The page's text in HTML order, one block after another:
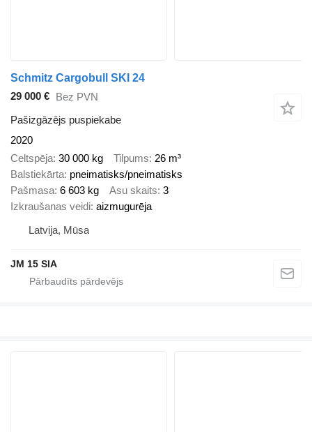
Schmitz Cargobull SKI 24
29 000 € Bez PVN
Pašizgāzējs puspiekabe
2020
Celtspēja 30 000 kg Tilpums 26 m³
Balstiekārta pneimatisks/pneimatisks
Pašmasa 6 603 kg Asu skaits 3
Izkraušanas veidi aizmugurēja
Latvija, Mūsa
JM 15 SIA